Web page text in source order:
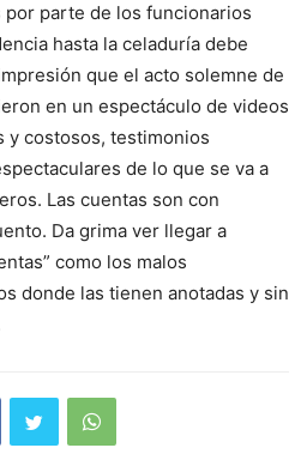
parte de los funcionarios
hasta la celaduría debe
que el acto solemne de
en un espectáculo de videos
y costosos, testimonios
de lo que se va a
Las cuentas son con
Da grima ver llegar a
como los malos
donde las tienen anotadas y sin